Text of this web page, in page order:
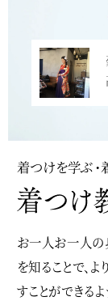
着つけを学ぶ・
お一人お一人の
を知ることで、
すことができる